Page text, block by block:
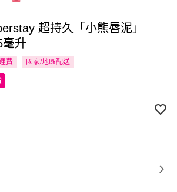
超持久「小熊唇泥」
升
費 國家/地區配送